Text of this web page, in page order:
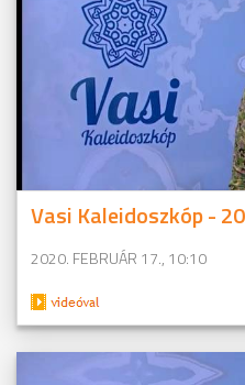
Vasi Kaleidoszkóp -
2020. FEBRUÁR 17., 10:10